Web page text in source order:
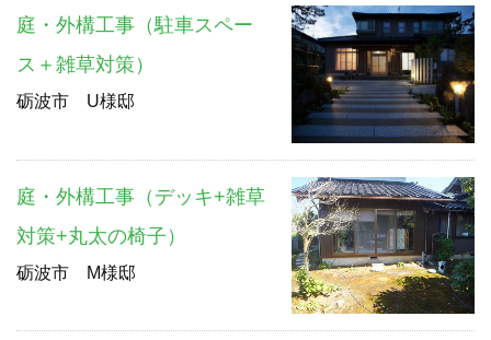
庭・外構工事（駐車スペー
ス＋雑草対策）
砺波市 U様邸
庭・外構工事（デッキ+雑草
対策+丸太の椅子）
砺波市 M様邸